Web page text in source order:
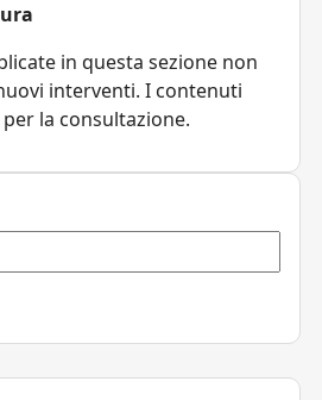
in questa sezione non
interventi. I contenuti
la consultazione.